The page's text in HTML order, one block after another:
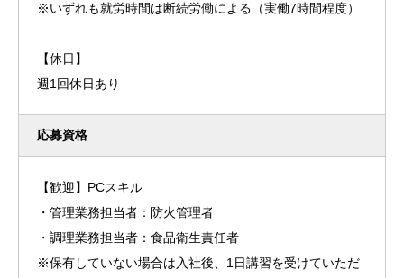
※いずれも就労時間は断続労働による（実働7時間程度）
【休日】
週1回休日あり
応募資格
【歓迎】PCスキル
・管理業務担当者：防火管理者
・調理業務担当者：食品衛生責任者
※保有していない場合は入社後、1日講習を受けていただ